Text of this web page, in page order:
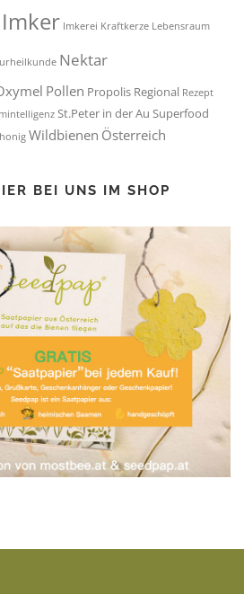
Imker Imkerei Kraftkerze Lebensraum
Nektar
Pollen Propolis Regional Rezept
St.Peter in der Au Superfood
Wildbienen Österreich
BEI UNS IM SHOP